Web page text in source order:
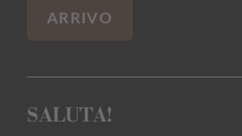
ARRIVO
SALUTA!